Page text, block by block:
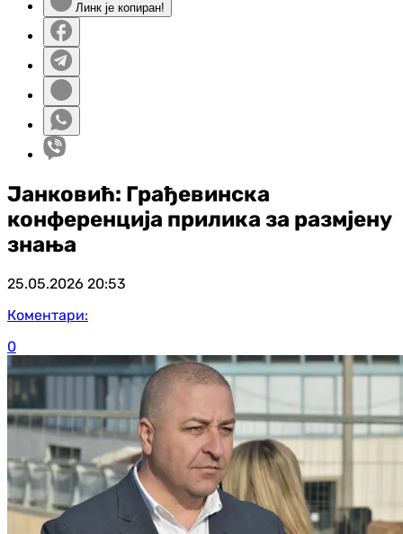
Линк је копиран!
Јанковић: Грађевинска
конференција прилика за размјену
знања
25.05.2026 20:53
Коментари:
0